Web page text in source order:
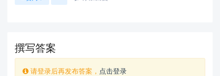
撰写答案
请登录后再发布答案， 点击登录